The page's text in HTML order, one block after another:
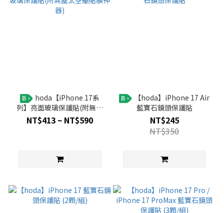
B
列】亮面玻璃保護貼(附無塵
太空艙貼膜神器)
NT$413 ~ NT$590
B
藍寶石鏡頭保護貼
NT$245
NT$350